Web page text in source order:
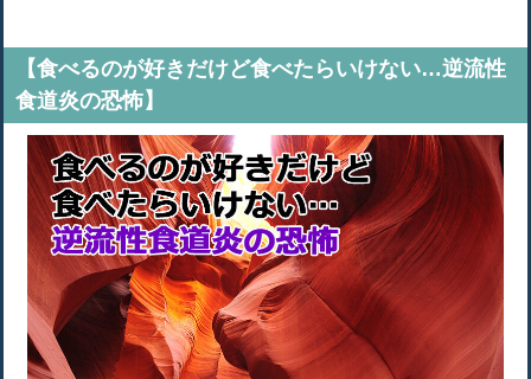
【食べるのが好きだけど食べたらいけない…逆流性
食道炎の恐怖】